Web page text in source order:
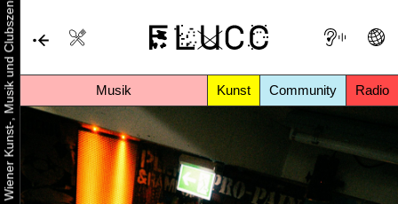
Musik Kunst Community Radio